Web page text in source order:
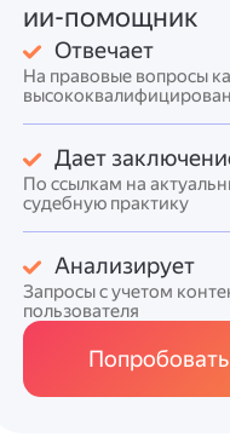
ии-помощник
Отвечает
На правовые вопросы
Дает
По ссылкам на
судебную практику
Анализирует
Запросы с учетом
пользователя